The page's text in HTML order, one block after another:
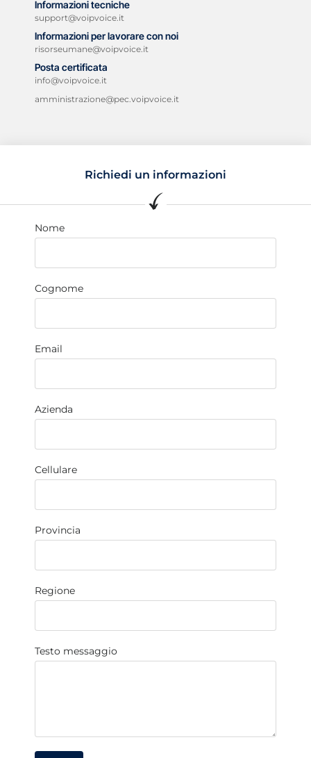
Informazioni tecniche
support@voipvoice.it
Informazioni per lavorare con noi
risorseumane@voipvoice.it
Posta certificata
info@voipvoice.it
amministrazione@pec.voipvoice.it
Richiedi un informazioni
Nome
Cognome
Email
Azienda
Cellulare
Provincia
Regione
Testo messaggio